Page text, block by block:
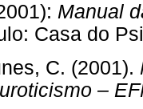
Manual
Casa
C. (2001).
–